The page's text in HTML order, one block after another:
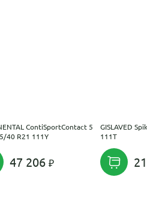
ContiSportContact 5
40 R21 111Y
47 206
GISLAVED
111T